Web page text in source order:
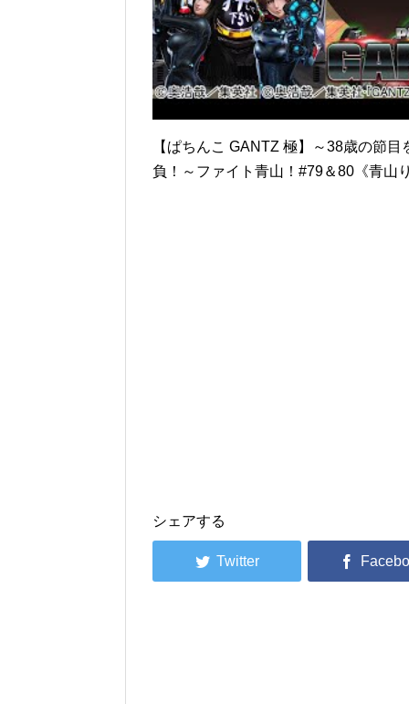
【ぱちんこ GANTZ 極】～38歳の節
負！～ファイト青山！#79＆80《青山
シェアする